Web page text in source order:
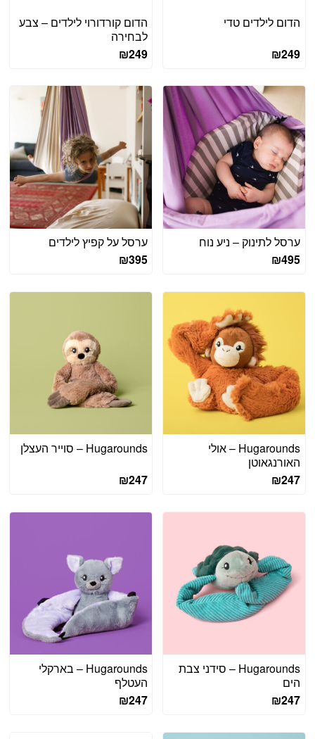
הדום לילדים טדי
₪249
הדום קורדורוי לילדים – צבע
לבחירה
₪249
ערסל לתינוק – ניע נוח
₪495
ערסל על קפיץ לילדים
₪395
Hugarounds – אולי
האורנגאוטן
₪247
Hugarounds – סוייר העצלן
₪247
Hugarounds – סידני צבת
הים
₪247
Hugarounds – בארקלי
העטלף
₪247